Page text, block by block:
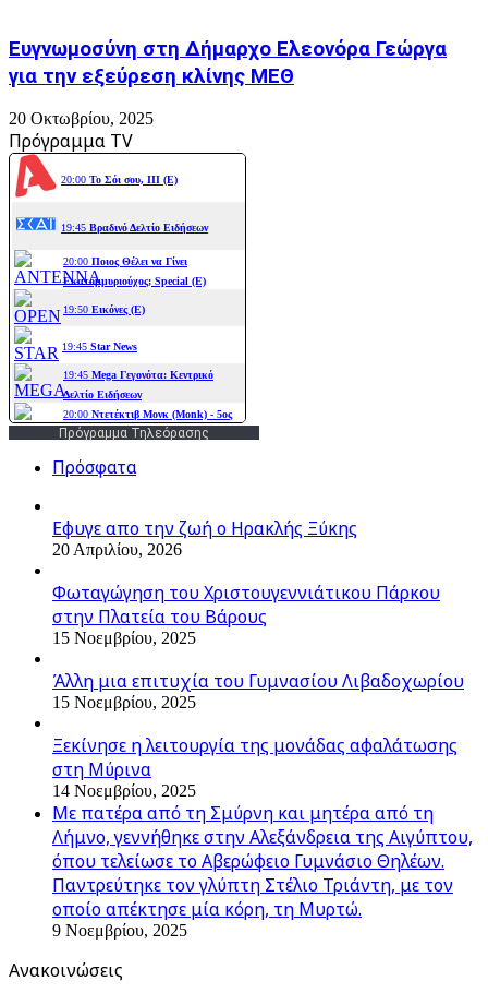
Ευγνωμοσύνη στη Δήμαρχο Ελεονόρα Γεώργα
για την εξεύρεση κλίνης ΜΕΘ
20 Οκτωβρίου, 2025
Πρόγραμμα TV
Πρόγραμμα Τηλεόρασης
Πρόσφατα
Εφυγε απο την ζωή o Ηρακλής Ξύκης
20 Απριλίου, 2026
Φωταγώγηση του Χριστουγεννιάτικου Πάρκου
στην Πλατεία του Βάρους
15 Νοεμβρίου, 2025
Άλλη μια επιτυχία του Γυμνασίου Λιβαδοχωρίου
15 Νοεμβρίου, 2025
Ξεκίνησε η λειτουργία της μονάδας αφαλάτωσης
στη Μύρινα
14 Νοεμβρίου, 2025
Με πατέρα από τη Σμύρνη και μητέρα από τη
Λήμνο, γεννήθηκε στην Αλεξάνδρεια της Αιγύπτου,
όπου τελείωσε το Αβερώφειο Γυμνάσιο Θηλέων.
Παντρεύτηκε τον γλύπτη Στέλιο Τριάντη, με τον
οποίο απέκτησε μία κόρη, τη Μυρτώ.
9 Νοεμβρίου, 2025
Ανακοινώσεις